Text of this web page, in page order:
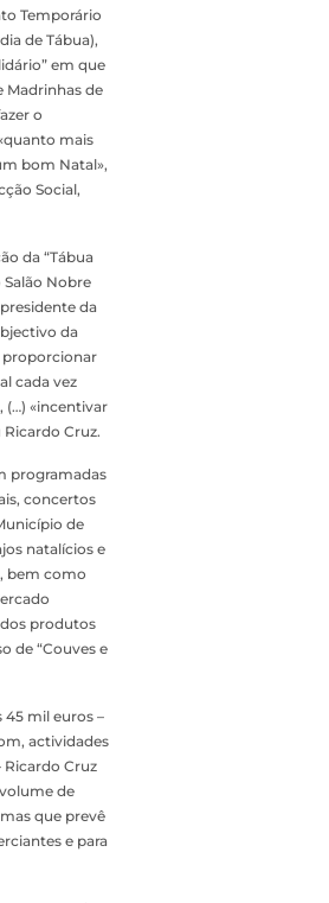
Temporário
de Tábua),
em que
Madrinhas de
o
mais
bom Natal»,
Social,
da “Tábua
Nobre
da
da
proporcionar
cada vez
(…) «incentivar
Cruz.
programadas
concertos
de
natalícios e
bem como
produtos
de “Couves e
mil euros –
actividades
Ricardo Cruz
de
que prevê
e para